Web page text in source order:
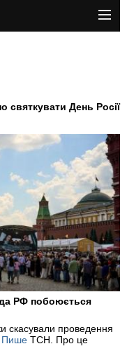
святкувати День Росії
РФ побоюється
скасували проведення
Пише ТСН. Про це